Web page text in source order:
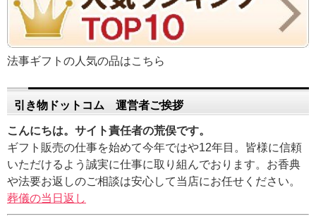
法事ギフトの人気の品はこちら
引き物ドットコム 運営者ご挨拶
こんにちは。サイト責任者の荒俣です。
ギフト販売の仕事を始めて今年ではや12年目。皆様に信頼
いただけるよう誠実に仕事に取り組んでおります。お香典
や法要お返しのご相談は安心して当店にお任せください。
葬儀の当日返し